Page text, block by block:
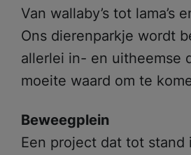
Van wallaby’s tot lama’s
Ons dierenparkje wordt
allerlei in- en uitheemse
moeite waard om te
Beweegplein
Een project dat tot stand